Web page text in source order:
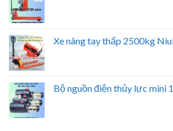
Xe nâng tay thấp 2500kg
Bộ nguồn điện thủy lực mini